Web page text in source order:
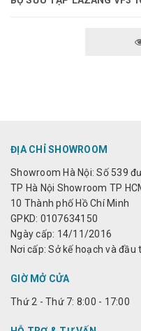
ĐỊA CHỈ SHOWROOM
Showroom Hà Nội: Số 539
TP Hà Nội Showroom TP
10 Thành phố Hồ Chí Minh
GPKD: 0107634150
Ngày cấp: 14/11/2016
Nơi cấp: Sở kế hoạch và
GIỜ MỞ CỬA
Thứ 2 - Thứ 7: 8:00 - 17:00